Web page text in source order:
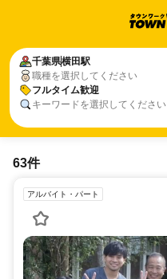
千葉県横田駅
職種を選択してください
フルタイム歓迎
キーワードを選択してください
63件
アルバイト・パート